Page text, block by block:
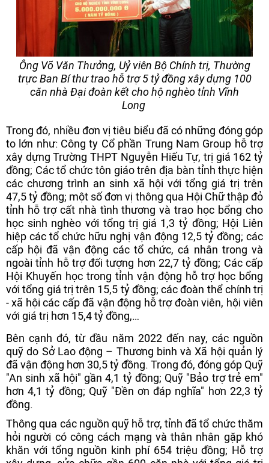
Ông Võ Văn Thưởng, Uỷ viên Bộ Chính trị, Thường
trực Ban Bí thư trao hỗ trợ 5 tỷ đồng xây dựng 100
căn nhà Đại đoàn kết cho hộ nghèo tỉnh Vĩnh
Long
Trong đó, nhiều đơn vị tiêu biểu đã có những đóng góp
to lớn như: Công ty Cổ phần Trung Nam Group hỗ trợ
xây dựng Trường THPT Nguyễn Hiếu Tự, trị giá 162 tỷ
đồng; Các tổ chức tôn giáo trên địa bàn tỉnh thực hiện
các chương trình an sinh xã hội với tổng giá trị trên
47,5 tỷ đồng; một số đơn vị thông qua Hội Chữ thập đỏ
tỉnh hỗ trợ cất nhà tình thương và trao học bổng cho
học sinh nghèo với tổng trị giá 1,3 tỷ đồng; Hội Liên
hiệp các tổ chức hữu nghị vận động 12,5 tỷ đồng; các
cấp hội đã vận động các tổ chức, cá nhân trong và
ngoài tỉnh hỗ trợ đối tượng hơn 22,7 tỷ đồng; Các cấp
Hội Khuyến học trong tỉnh vận động hỗ trợ học bổng
với tổng giá trị trên 15,5 tỷ đồng; các đoàn thể chính trị
- xã hội các cấp đã vận động hỗ trợ đoàn viên, hội viên
với giá trị hơn 15,4 tỷ đồng,…
Bên cạnh đó, từ đầu năm 2022 đến nay, các nguồn
quỹ do Sở Lao động – Thương binh và Xã hội quản lý
đã vận động hơn 30,5 tỷ đồng. Trong đó, đóng góp Quỹ
"An sinh xã hội" gần 4,1 tỷ đồng; Quỹ "Bảo trợ trẻ em"
hơn 4,1 tỷ đồng; Quỹ "Đền ơn đáp nghĩa" hơn 22,3 tỷ
đồng.
Thông qua các nguồn quỹ hỗ trợ, tỉnh đã tổ chức thăm
hỏi người có công cách mạng và thân nhân gặp khó
khăn với tổng nguồn kinh phí 654 triệu đồng; Hỗ trợ